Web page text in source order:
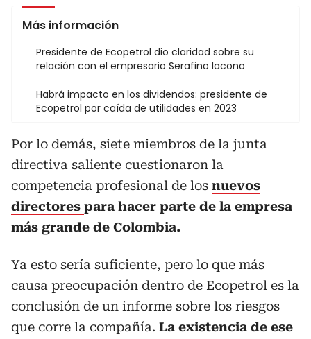
Más información
Presidente de Ecopetrol dio claridad sobre su
relación con el empresario Serafino Iacono
Habrá impacto en los dividendos: presidente de
Ecopetrol por caída de utilidades en 2023
Por lo demás, siete miembros de la junta
directiva saliente cuestionaron la
competencia profesional de los nuevos
directores para hacer parte de la empresa
más grande de Colombia.
Ya esto sería suficiente, pero lo que más
causa preocupación dentro de Ecopetrol es la
conclusión de un informe sobre los riesgos
que corre la compañía. La existencia de ese